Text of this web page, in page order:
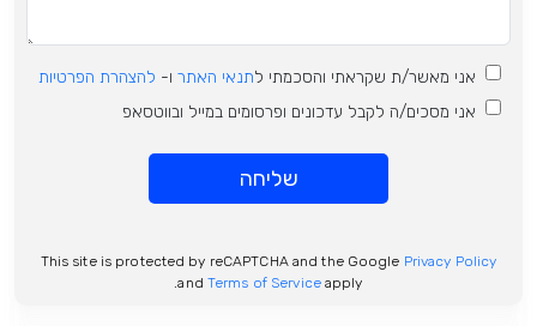
אני מאשר/ת שקראתי והסכמתי לתנאי האתר ו- להצהרת הפרטיות
אני מסכים/ה לקבל עדכונים ופרסומים במייל ובווטסאפ
שליחה
This site is protected by reCAPTCHA and the Google Privacy Policy
and Terms of Serviceapply.